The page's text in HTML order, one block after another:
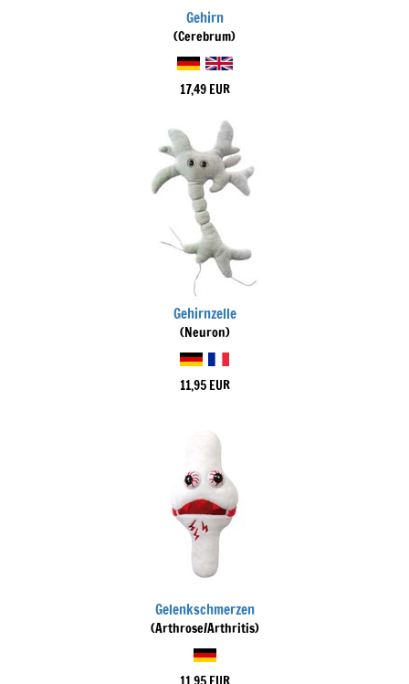
Gehirn
(Cerebrum)
17,49 EUR
Gehirnzelle
(Neuron)
11,95 EUR
Gelenkschmerzen
(Arthrose/Arthritis)